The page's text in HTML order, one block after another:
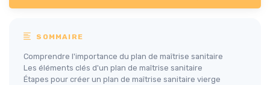
SOMMAIRE
Comprendre l'importance du plan de maîtrise sanitaire
Les éléments clés d'un plan de maîtrise sanitaire
Étapes pour créer un plan de maîtrise sanitaire vierge